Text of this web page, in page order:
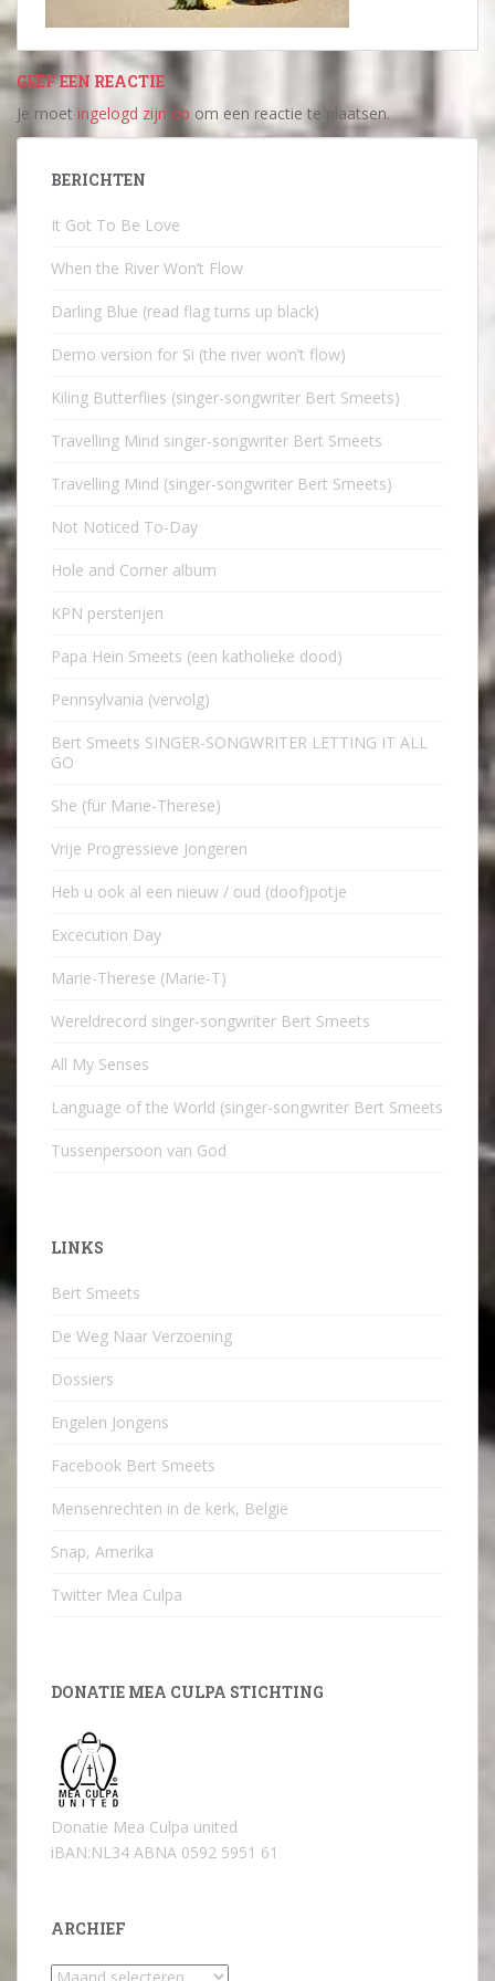
GEEF EEN REACTIE
Je moet ingelogd zijn op om een reactie te plaatsen.
BERICHTEN
It Got To Be Love
When the River Won’t Flow
Darling Blue (read flag turns up black)
Demo version for Si (the river won’t flow)
Kiling Butterflies (singer-songwriter Bert Smeets)
Travelling Mind singer-songwriter Bert Smeets
Travelling Mind (singer-songwriter Bert Smeets)
Not Noticed To-Day
Hole and Corner album
KPN persterijen
Papa Hein Smeets (een katholieke dood)
Pennsylvania (vervolg)
Bert Smeets SINGER-SONGWRITER LETTING IT ALL
GO
She (für Marie-Therese)
Vrije Progressieve Jongeren
Heb u ook al een nieuw / oud (doof)potje
Excecution Day
Marie-Therese (Marie-T)
Wereldrecord singer-songwriter Bert Smeets
All My Senses
Language of the World (singer-songwriter Bert Smeets
Tussenpersoon van God
LINKS
Bert Smeets
De Weg Naar Verzoening
Dossiers
Engelen Jongens
Facebook Bert Smeets
Mensenrechten in de kerk, België
Snap, Amerika
Twitter Mea Culpa
DONATIE MEA CULPA STICHTING
Donatie Mea Culpa united
iBAN:NL34 ABNA 0592 5951 61
ARCHIEF
Archief